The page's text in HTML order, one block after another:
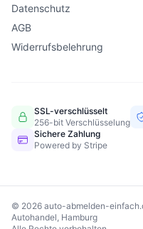
Datenschutz
AGB
Widerrufsbelehrung
SSL-verschlüsselt
256-bit Verschlüsselung
Sichere Zahlung
Powered by Stripe
© 2026 auto-abmelden-
Autohandel, Hamburg